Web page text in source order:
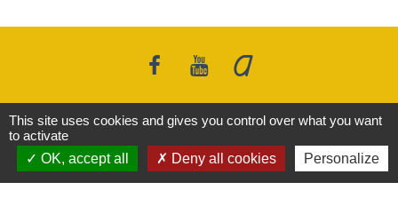
Contacts
Commune de Saint-Pierre d’Albigny
This site uses cookies and gives you control over what you want
to activate
OK, accept all
Deny all cookies Personalize